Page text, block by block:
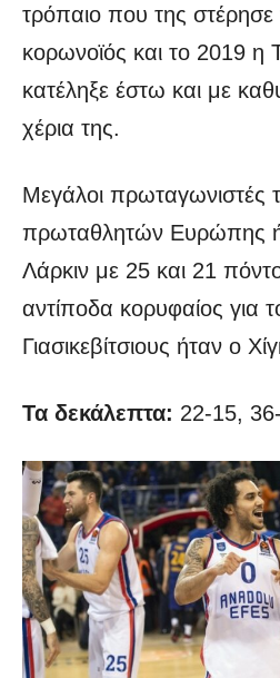
τρόπαιο που της
κορωνοϊός και το 2019
κατέληξε έστω και με
χέρια της.
Μεγάλοι πρωταγωνιστές
πρωταθλητών Ευρώπης
Λάρκιν με 25 και 21
αντίποδα κορυφαίος για
Γιασικεβίτσιους ήταν ο
Τα δεκάλεπτα: 22-15,